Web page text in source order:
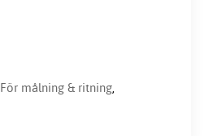
För målning & ritning,